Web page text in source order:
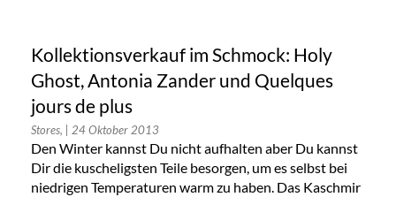
Kollektionsverkauf im Schmock: Holy
Ghost, Antonia Zander und Quelques
jours de plus
Stores, | 24 Oktober 2013
Den Winter kannst Du nicht aufhalten aber Du kannst
Dir die kuscheligsten Teile besorgen, um es selbst bei
niedrigen Temperaturen warm zu haben. Das Kaschmir